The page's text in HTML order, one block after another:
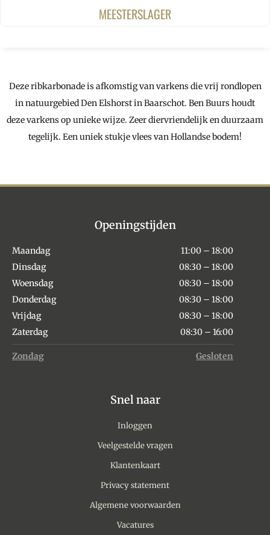
MEESTERSLAGER
Deze ribkarbonade is afkomstig van varkens die vrij rondlopen
in natuurgebied Den Elshorst in Baarschot. Ben Buurs houdt
deze varkens op unieke wijze. Zeer diervriendelijk en duurzaam
tegelijk. Een uniek stukje vlees van Hollandse bodem!
Openingstijden
Maandag
11:00 – 18:00
Dinsdag
08:30 – 18:00
Woensdag
08:30 – 18:00
Donderdag
08:30 – 18:00
Vrijdag
08:30 – 18:00
Zaterdag
08:30 – 16:00
Zondag Gesloten
Snel naar
Inloggen
Veelgestelde vragen
Klantenkaart
Privacy statement
Algemene voorwaarden
Vacatures